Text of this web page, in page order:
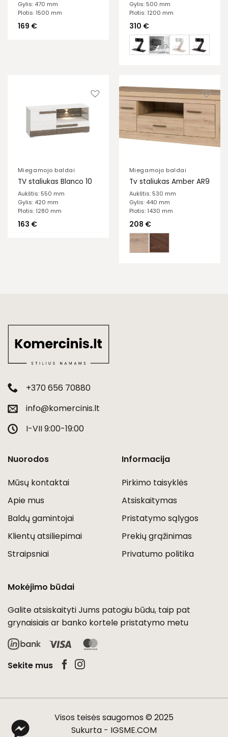
Gylis: 470 mm
Plotis: 1500 mm
169 €
Gylis: 500 mm
Plotis: 1200 mm
310 €
Miegamojo baldai
TV staliukas Blanco 10
Aukštis: 550 mm
Gylis: 420 mm
Plotis: 1280 mm
163 €
Miegamojo baldai
Tv staliukas Amber AR9
Aukštis: 530 mm
Gylis: 440 mm
Plotis: 1430 mm
208 €
+370 656 70880
info@komercinis.lt
I-VII 9:00-19:00
Nuorodos
Mūsų kontaktai
Apie mus
Baldų gamintojai
Klientų atsiliepimai
Straipsniai
Informacija
Pirkimo taisyklės
Atsiskaitymas
Pristatymo sąlygos
Prekių grąžinimas
Privatumo politika
Mokėjimo būdai
Galite atsiskaityti Jums patogiu būdu, taip pat
grynaisiais ar banko kortele pristatymo metu
Visa
Sekite mus
Visos teisės saugomos © 2025
Sukurta - IGSME.COM